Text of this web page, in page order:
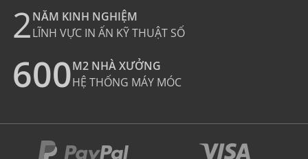
2NĂM KINH NGHIỆM
LĨNH VỰC IN ẤN KỸ THUẬT SỐ
600M2 NHÀ XƯỞNG
HỆ THỐNG MÁY MÓC